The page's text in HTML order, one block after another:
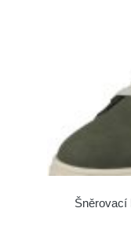
Šněrovací